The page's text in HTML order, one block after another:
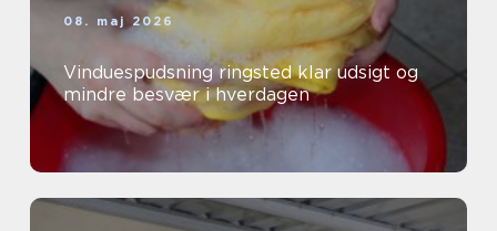
08. maj 2026
Vinduespudsning ringsted klar udsigt og
mindre besvær i hverdagen